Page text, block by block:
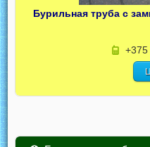
Бурильная труба с